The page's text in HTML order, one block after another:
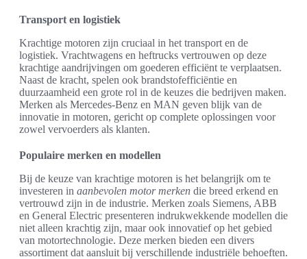
Transport en logistiek
Krachtige motoren zijn cruciaal in het transport en de
logistiek. Vrachtwagens en heftrucks vertrouwen op deze
krachtige aandrijvingen om goederen efficiënt te verplaatsen.
Naast de kracht, spelen ook brandstofefficiëntie en
duurzaamheid een grote rol in de keuzes die bedrijven maken.
Merken als Mercedes-Benz en MAN geven blijk van de
innovatie in motoren, gericht op complete oplossingen voor
zowel vervoerders als klanten.
Populaire merken en modellen
Bij de keuze van krachtige motoren is het belangrijk om te
investeren in aanbevolen motor merken die breed erkend en
vertrouwd zijn in de industrie. Merken zoals Siemens, ABB
en General Electric presenteren indrukwekkende modellen die
niet alleen krachtig zijn, maar ook innovatief op het gebied
van motortechnologie. Deze merken bieden een divers
assortiment dat aansluit bij verschillende industriële behoeften.